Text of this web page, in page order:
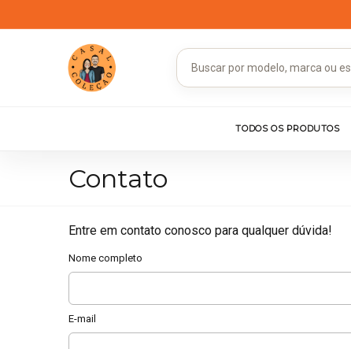
TODOS OS PRODUTOS
Contato
Entre em contato conosco para qualquer dúvida!
Nome completo
E-mail